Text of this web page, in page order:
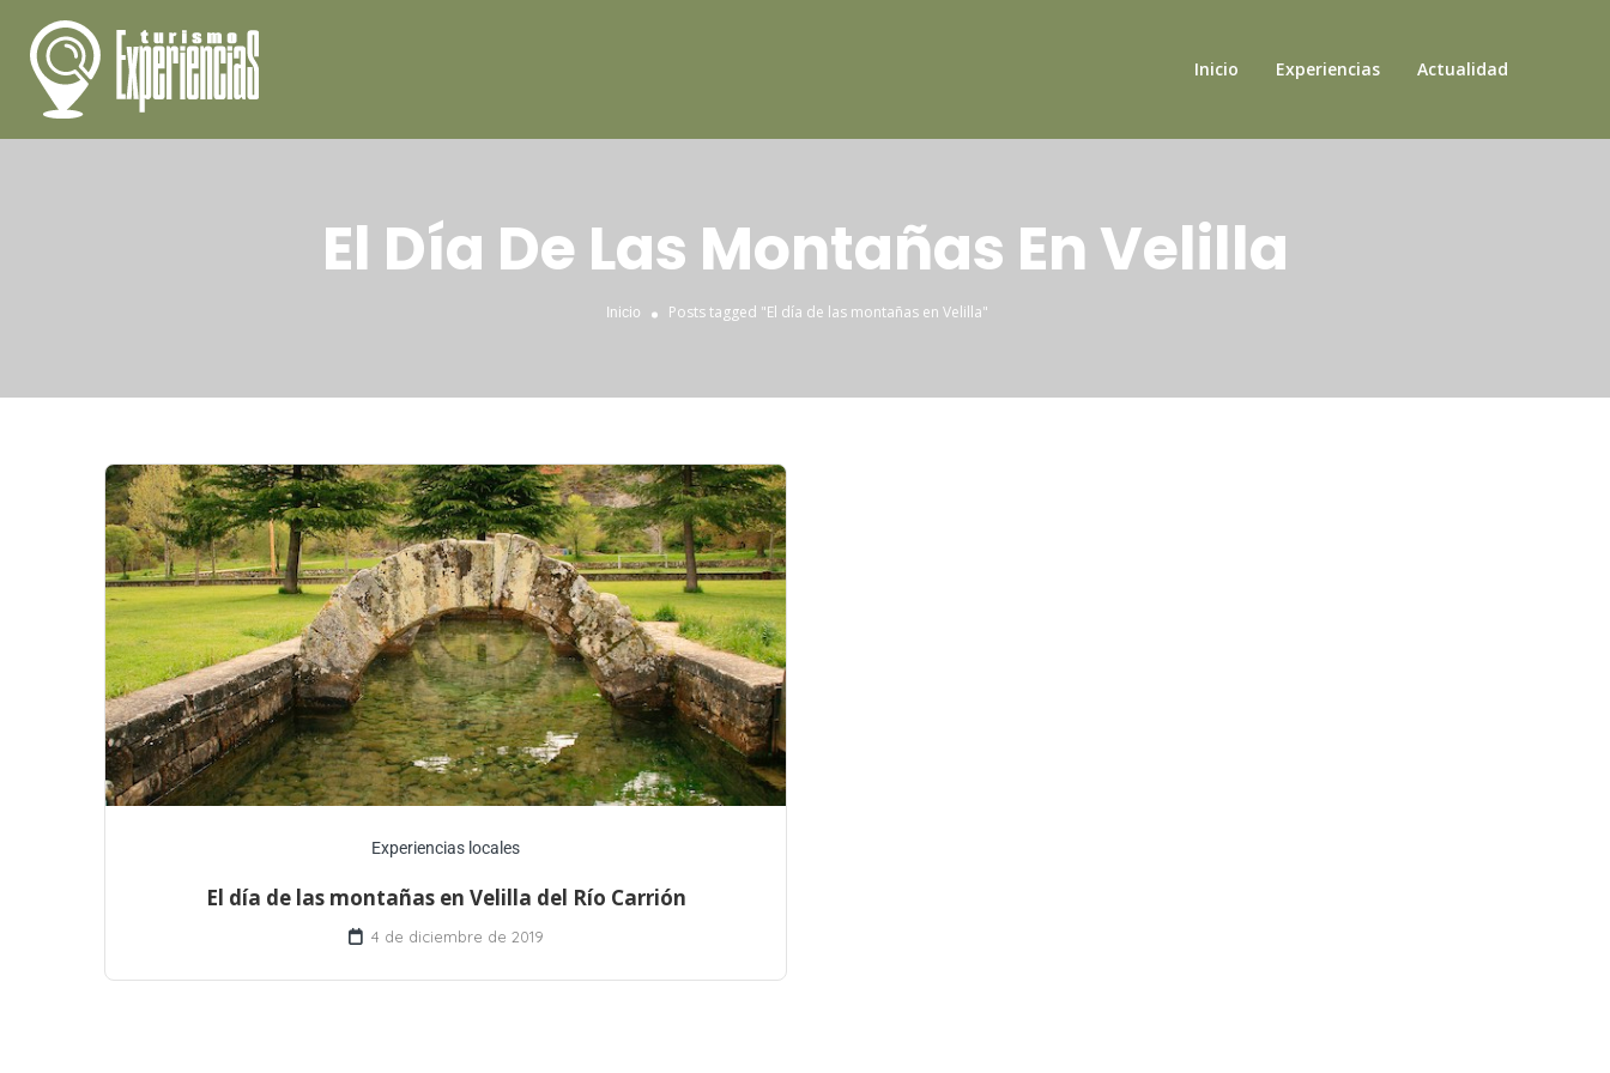
Inicio Experiencias Actualidad
El Día De Las Montañas En Velilla
Inicio Posts tagged "El día de las montañas en Velilla"
Experiencias locales
El día de las montañas en Velilla del Río Carrión
4 de diciembre de 2019